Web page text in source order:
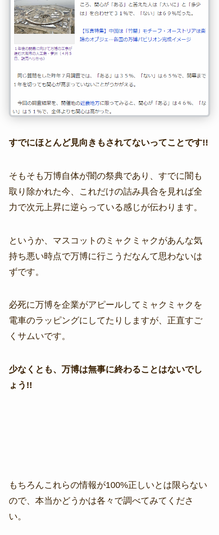
すでにほとんど見向きもされてないってことです!!
そもそも万博自体が闇の祭典であり、すでに闇も
取り除かれた今、これだけの詰み具合を見れば全
力で次元上昇に逆らっている感じが伝わります。
というか、マスコットのミャクミャクがあんな気
持ち悪い時点で万博に行こうだなんて思わないは
ずです。
必死に万博を企業がアピールしてミャクミャクを
電車のラッピングにしてたりしますが、正直すご
くサムいです。
少なくとも、万博は無事に終わることはないでし
ょう!!
もちろんこれらの情報が100%正しいとは限らない
ので、本当かどうかは各々で調べてみてくださ
い。